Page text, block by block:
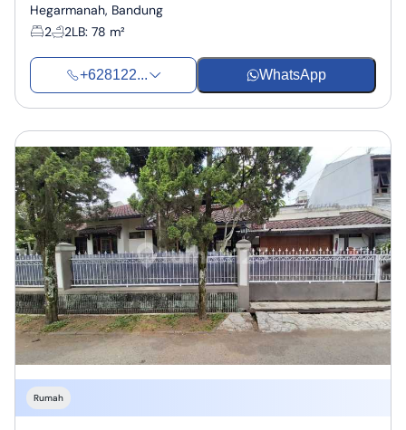
Hegarmanah, Bandung
2
2LB: 78 m²
+628122... WhatsApp
Rumah